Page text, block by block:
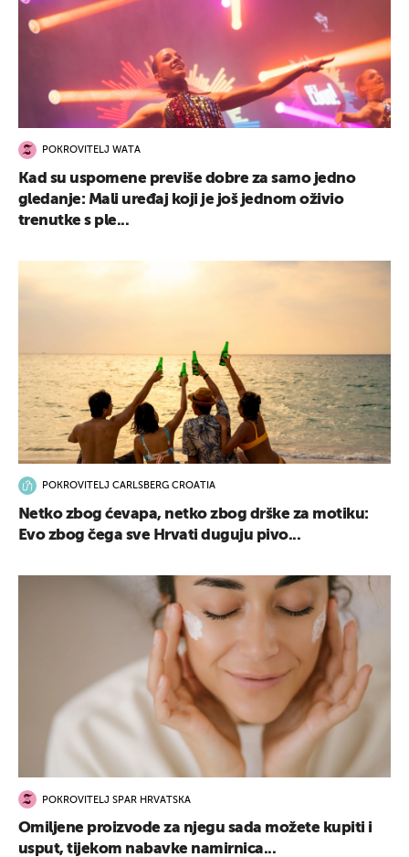
POKROVITELJ WATA
Kad su uspomene previše dobre za samo jedno
gledanje: Mali uređaj koji je još jednom oživio
trenutke s ple...
POKROVITELJ CARLSBERG CROATIA
Netko zbog ćevapa, netko zbog drške za motiku:
Evo zbog čega sve Hrvati duguju pivo...
POKROVITELJ SPAR HRVATSKA
Omiljene proizvode za njegu sada možete kupiti i
usput, tijekom nabavke namirnica...